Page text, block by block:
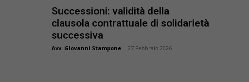
Successioni: validità della
clausola contrattuale di solidarietà
successiva
Avv. Giovanni Stampone 27 Febbraio 2026